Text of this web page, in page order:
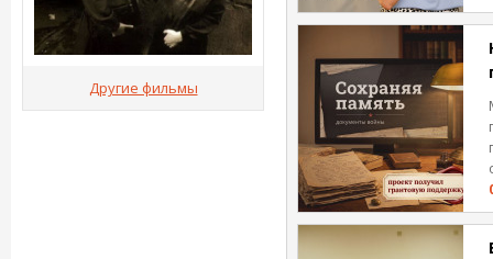
Другие фильмы